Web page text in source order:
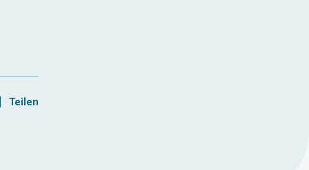
Teilen